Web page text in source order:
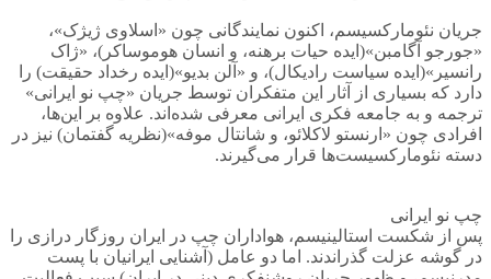
جریان نئومارکسیسم، اکنون نمایندگانی چون «اسلاوی ژیژک»،
«جورجو آگامبن»(ایده حیات برهنه، و انسان هوموساکر)، «ژاک
رانسیر»(ایده سیاست رادیکال)، و «آلن بدیو»(ایده رخداد حقیقت) را
دارد که بسیاری از آثار این متفکران توسط جریان «چپ نو ایرانی»
ترجمه و به جامعه فکری ایرانی معرفی شده‌اند. علاوه بر این‌ها،
افرادی چون «ارنستو لاکلائو، و شانتال موفه»(نظریه گفتمان) نیز در
دسته نئومارکسیست‌ها قرار می‌گیرند.
چپ نو ایرانی
پس از شکست استالینیسم، هواداران چپ در ایران روزگار درازی را
در گوشه عزلت گذراندند. اما دو عامل (آشنایی ایرانیان با پست